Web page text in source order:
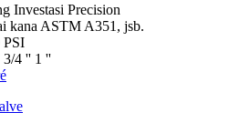
Investasi Precision
kana ASTM A351, jsb.
PSI
3/4 '' 1 ''